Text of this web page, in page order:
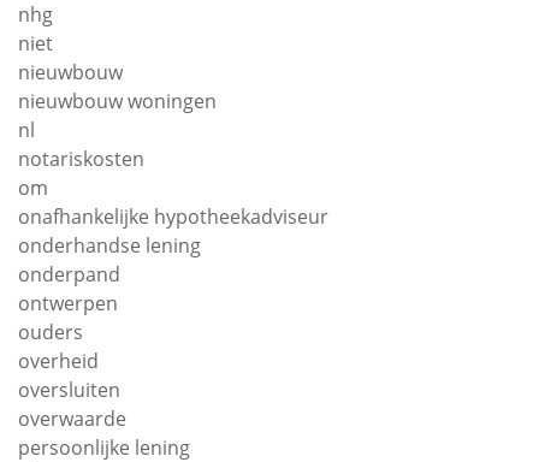
nhg
niet
nieuwbouw
nieuwbouw woningen
nl
notariskosten
om
onafhankelijke hypotheekadviseur
onderhandse lening
onderpand
ontwerpen
ouders
overheid
oversluiten
overwaarde
persoonlijke lening